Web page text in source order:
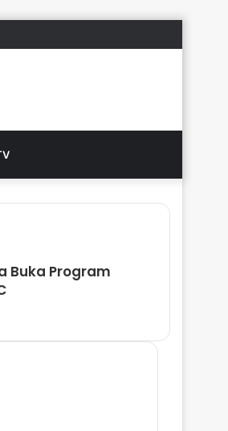
for
skin
Buka Program